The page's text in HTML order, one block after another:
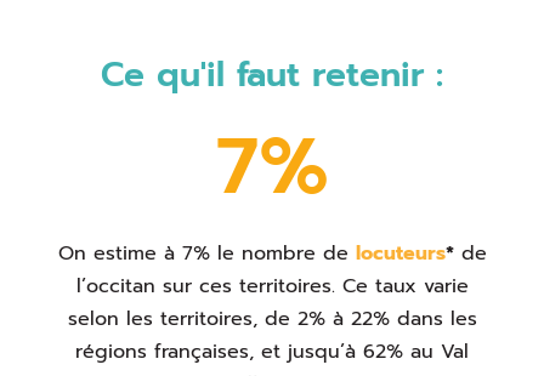
Ce qu'il faut retenir :
7%
On estime à 7% le nombre de locuteurs*de
l’occitan sur ces territoires. Ce taux varie
selon les territoires, de 2% à 22% dans les
régions françaises, et jusqu’à 62% au Val